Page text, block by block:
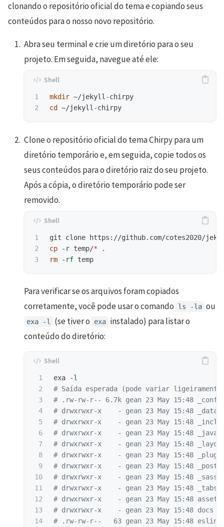
clonando o repositório oficial do tema e copiando seus
conteúdos para o nosso novo repositório.
Abra seu terminal e crie um diretório para o seu
projeto. Em seguida, navegue até ele:
1
mkdir
cd
Clone o repositório oficial do tema Chirpy para um
diretório temporário e, em seguida, copie todos os
seus conteúdos para o diretório raiz do seu projeto.
Após a cópia, o diretório temporário pode ser
removido.
1
2
cp -r temp/*
.
rm
-rf
Para verificar se os arquivos foram copiados
corretamente, você pode usar o comando
ls -la ou
exa -l (se tiver o exa instalado) para listar o
conteúdo do diretório:
1
2
3
4
5
6
7
8
9
10
11
12
13
14
exa
-l
# Saída esperada (pode variar
# .rw-rw-r-- 6.7k gean 23 May 15:48
# drwxrwxr-x    - gean 23 May 15:48 _data
# drwxrwxr-x    - gean 23 May 15:48
# drwxrwxr-x    - gean 23 May 15:48
# drwxrwxr-x    - gean 23 May 15:48
# drwxrwxr-x    - gean 23 May 15:48
# drwxrwxr-x    - gean 23 May 15:48 _posts
# drwxrwxr-x    - gean 23 May 15:48 _sass
# drwxrwxr-x    - gean 23 May 15:48 _tabs
# drwxrwxr-x    - gean 23 May 15:48 assets
# drwxrwxr-x    - gean 23 May 15:48 docs
# .rw-rw-r--   63 gean 23 May 15:48